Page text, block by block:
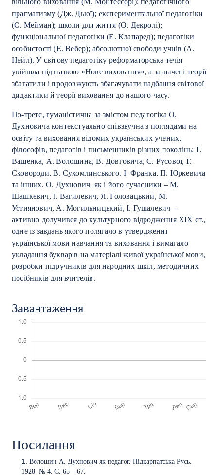
вільного виховання (М. Монтессорі); педагогічного
прагматизму (Дж. Дьюї); експериментальної педагогіки
(Є. Мейман); школи для життя (О. Декролі);
функціональної педагогіки (Е. Клапаред); педагогіки
особистості (Е. Вебер); абсолютної свободи учнів (А.
Нейл). У світову педагогіку реформаторська течія
увійшла під назвою «Нове виховання», а зазначені теорії
збагатили і продовжують збагачувати надбання світової
дидактики й теорії виховання до нашого часу.
По-третє, гуманістична за змістом педагогіка О.
Духновича контекстуально співзвучна з поглядами на
освіту та виховання відомих українських учених,
філософів, педагогів і письменників різних поколінь: Г.
Ващенка, А. Волошина, В. Довговича, С. Русової, Г.
Сковороди, В. Сухомлинського, І. Франка, П. Юркевича
та інших. О. Духнович, як і його сучасники – М.
Шашкевич, І. Вагилевич, Я. Головацький, М.
Устиянович, А. Могильницький, І. Гушалевич –
активно долучився до культурного відродження ХІХ ст.,
одне із завдань якого полягало в утвердженні
української мови навчання та виховання і вимагало
укладання букварів на матеріалі живої української мови,
розробки підручників для народних шкіл, методичних
посібників для вчителів.
Завантаження
Посилання
Волошин А. Духнович як педагог. Підкарпатська Русь.
1928. № 4. С. 65 – 67.